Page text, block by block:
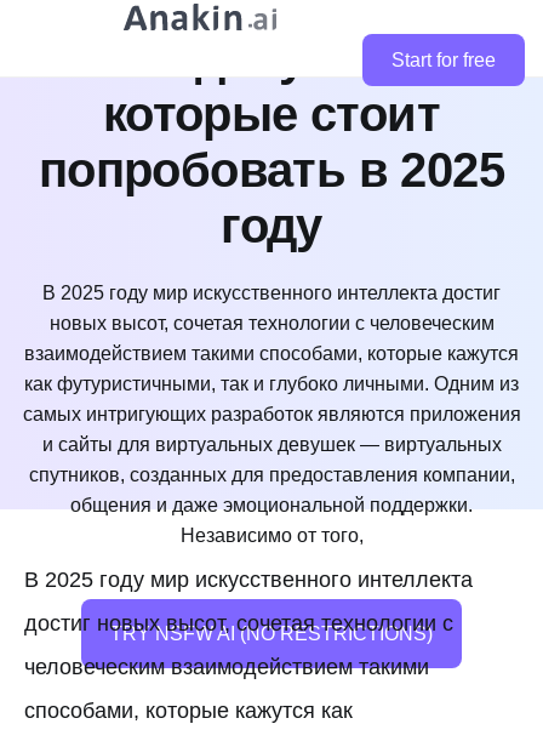
Start for free
с ИИ-девушками,
которые стоит
попробовать в 2025
году
В 2025 году мир искусственного интеллекта достиг
новых высот, сочетая технологии с человеческим
взаимодействием такими способами, которые кажутся
как футуристичными, так и глубоко личными. Одним из
самых интригующих разработок являются приложения
и сайты для виртуальных девушек — виртуальных
спутников, созданных для предоставления компании,
общения и даже эмоциональной поддержки.
Независимо от того,
TRY NSFW AI (NO RESTRICTIONS)
В 2025 году мир искусственного интеллекта
достиг новых высот, сочетая технологии с
человеческим взаимодействием такими
способами, которые кажутся как